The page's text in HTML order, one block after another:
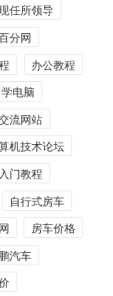
任所领导
分网
办公教程
电脑
流网站
机技术论坛
门教程
自行式房车
房车价格
汽车